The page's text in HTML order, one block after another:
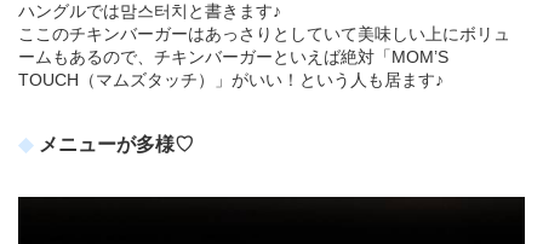
ハングルでは맘스터치と書きます♪
ここのチキンバーガーはあっさりとしていて美味しい上にボリュ
ームもあるので、チキンバーガーといえば絶対「MOM’S
TOUCH（マムズタッチ）」がいい！という人も居ます♪
メニューが多様♡